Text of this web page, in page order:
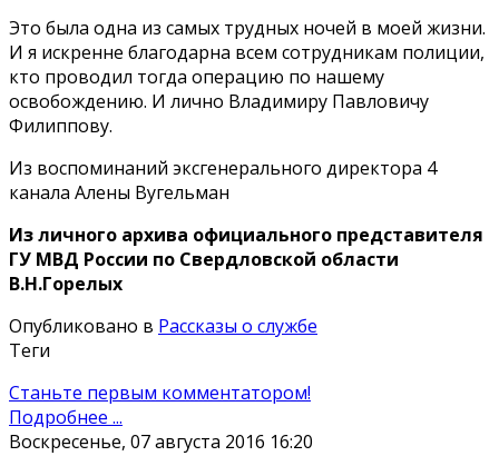
Это была одна из самых трудных ночей в моей жизни.
И я искренне благодарна всем сотрудникам полиции,
кто проводил тогда операцию по нашему
освобождению. И лично Владимиру Павловичу
Филиппову.
Из воспоминаний эксгенерального директора 4
канала Алены Вугельман
Из личного архива официального представителя
ГУ МВД России по Свердловской области
В.Н.Горелых
Опубликовано в Рассказы о службе
Теги
Станьте первым комментатором!
Подробнее ...
Воскресенье, 07 августа 2016 16:20